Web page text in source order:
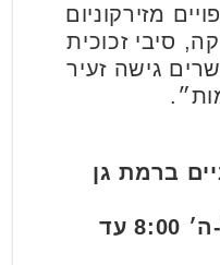
מזירקוניום
סיבי זכוכית
גישה זעיר
ברמת גן
שעות פעילות: ימים א׳-ה׳ 8:00 עד